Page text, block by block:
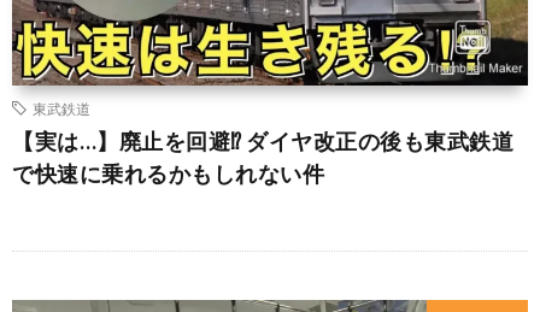
東武鉄道
【実は…】廃止を回避⁉︎ ダイヤ改正の後も東武鉄道
で快速に乗れるかもしれない件